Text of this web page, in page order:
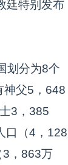
廷特别发布
划分为8个
神父5，648
3，385
口（4，128
3，863万